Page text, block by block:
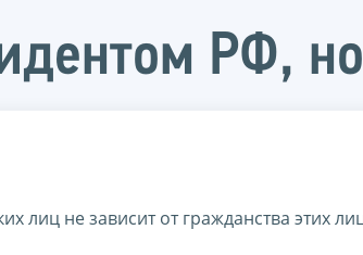
РФ,
лиц не зависит от гражданства этих